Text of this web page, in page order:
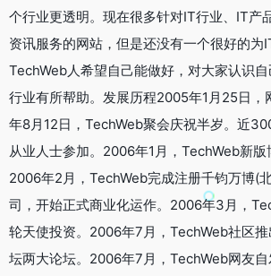
个行业更透明。现在很多针对IT行业、IT产
资讯服务的网站，但是还没有一个很好的为
TechWeb人希望自己能做好，对大家认识
行业有所帮助。发展历程2005年1月25日，
年8月12日，TechWeb聚会庆祝半岁。近
从业人士参加。2006年1月，TechWeb新版
2006年2月，TechWeb完成注册千钧万博(
司，开始正式商业化运作。2006年3月，
轮天使投资。2006年7月，TechWeb社区
坛两大论坛。2006年7月，TechWeb网友